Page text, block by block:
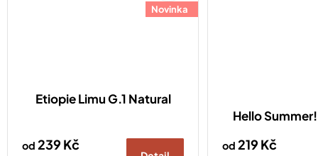
Novinka
Etiopie Limu G.1 Natural
od 239 Kč
Hello
od 219 Kč